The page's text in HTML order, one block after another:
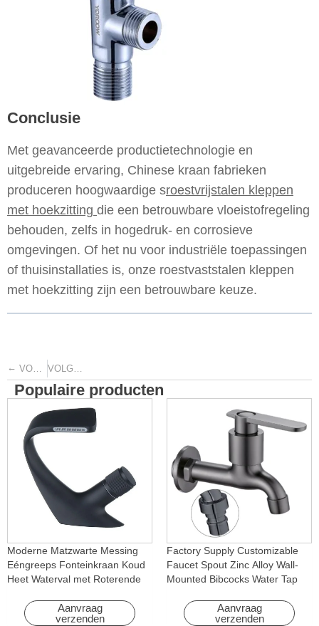
Conclusie
Met geavanceerde productietechnologie en
uitgebreide ervaring, Chinese kraan fabrieken
produceren hoogwaardige sroestvrijstalen kleppen
met hoekzitting die een betrouwbare vloeistofregeling
behouden, zelfs in hogedruk- en corrosieve
omgevingen. Of het nu voor industriële toepassingen
of thuisinstallaties is, onze roestvaststalen kleppen
met hoekzitting zijn een betrouwbare keuze.
← VORIGE VOLGENDE
Populaire producten
Moderne Matzwarte Messing
Eéngreeps Fonteinkraan Koud
Heet Waterval met Roterende
AppartementAanvraag
verzenden
Factory Supply Customizable
Faucet Spout Zinc Alloy Wall-
Mounted Bibcocks Water Tap
Aanvraag
verzenden